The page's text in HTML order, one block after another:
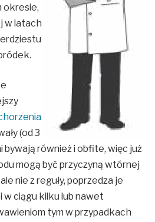
okresie,
w latach
(od 3
bywają również i obfite, więc już
mogą być przyczyną wtórnej
nie z reguły, poprzedza je
w ciągu kilku lub nawet
tym w przypadkach